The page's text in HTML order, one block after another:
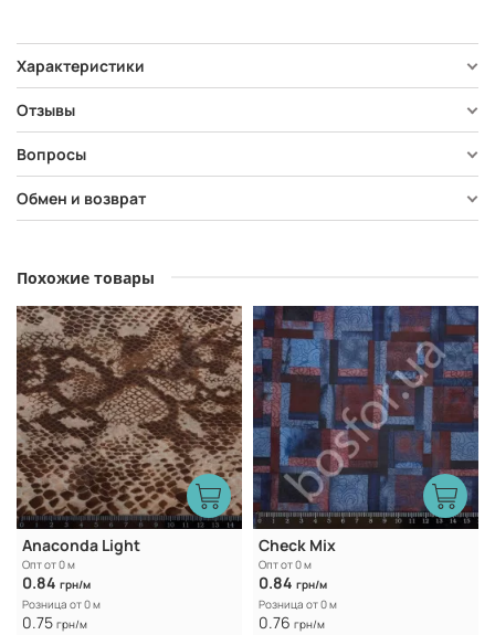
Характеристики
Отзывы
Вопросы
Обмен и возврат
Похожие товары
Anaconda Light
Опт от 0 м
0.84 грн/м
Розница от 0 м
0.75 грн/м
Check Mix
Опт от 0 м
0.84 грн/м
Розница от 0 м
0.76 грн/м